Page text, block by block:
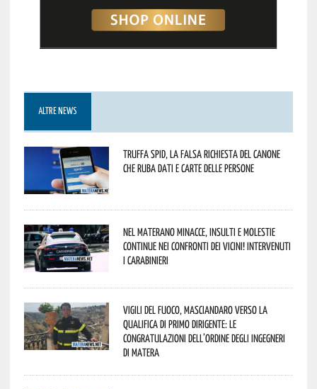
ALTRE NEWS
Truffa Spid, la falsa richiesta del canone
che ruba dati e carte delle persone
Nel materano minacce, insulti e molestie
continue nei confronti dei vicini! Intervenuti
i Carabinieri
Vigili del Fuoco, Masciandaro verso la
qualifica di Primo Dirigente: le
congratulazioni dell’Ordine degli Ingegneri
di Matera